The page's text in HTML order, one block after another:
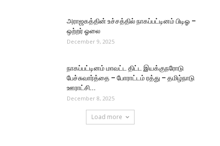
அராஜகத்தின் உச்சத்தில் நாகப்பட்டினம் பிடிஓ –
ஒற்றர் ஓலை
December 9, 2025
நாகப்பட்டினம் மாவட்ட திட்ட இயக்குநரோடு
பேச்சுவார்த்தை – போராட்டம் ரத்து – தமிழ்நாடு
ஊராட்சி...
December 8, 2025
Load more